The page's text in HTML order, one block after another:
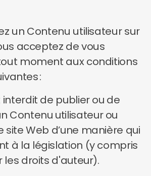
un Contenu utilisateur sur
acceptez de vous
moment aux conditions
:
interdit de publier ou de
Contenu utilisateur ou
site Web d’une manière qui
à la législation (y compris
les droits d'auteur).